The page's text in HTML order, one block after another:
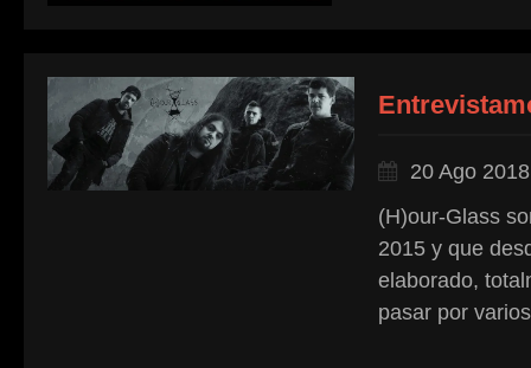
20 Ago 2018
(H)our-Glass
2015 y que
elaborado,
pasar por